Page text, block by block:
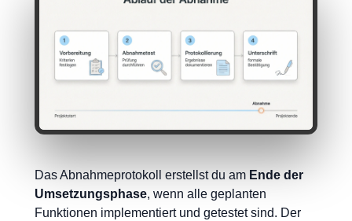
Das Abnahmeprotokoll erstellst du am Ende der
Umsetzungsphase, wenn alle geplanten
Funktionen implementiert und getestet sind. Der